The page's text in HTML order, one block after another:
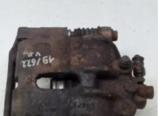
1-3 Werktage